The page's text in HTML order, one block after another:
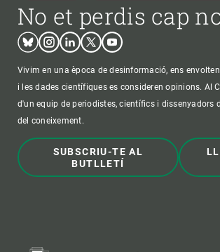
No et perdis cap
BlueskyInstagram
LinkedinTwitterYoutube
Vivim en una època de desinformació, ens
i les dades científiques es consideren opinions. Al
d'un equip de periodistes, científics i dissenyadors
del coneixement.
SUBSCRIU-TE AL
BUTLLETÍ